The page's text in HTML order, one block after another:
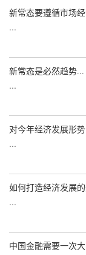
新常态要遵循市场
...
新常态是必然趋势...
...
对今年经济发展形
...
如何打造经济发展
...
中国金融需要一次